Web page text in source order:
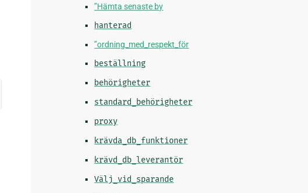
”Hämta senaste by
hanterad
”ordning_med_respekt_för
beställning
behörigheter
standard_behörigheter
proxy
krävda_db_funktioner
krävd_db_leverantör
Välj_vid_sparande